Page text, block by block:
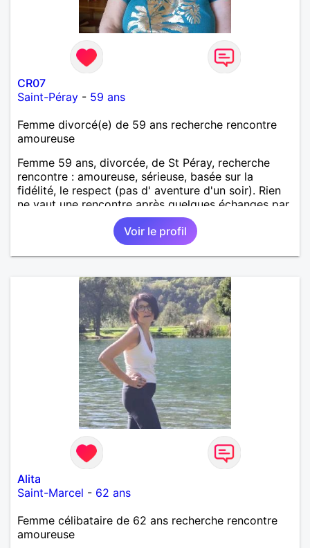
CR07
Saint-Péray - 59 ans
Femme divorcé(e) de 59 ans recherche rencontre
amoureuse
Femme 59 ans, divorcée, de St Péray, recherche
rencontre : amoureuse, sérieuse, basée sur la
fidélité, le respect (pas d' aventure d'un soir). Rien
ne vaut une rencontre après quelques échanges par
messages pour savoir si il y a un feeling entre les
deux et le désir de se revoir. Au plaisir de se
Voir le profil
Alita
Saint-Marcel - 62 ans
Femme célibataire de 62 ans recherche rencontre
amoureuse